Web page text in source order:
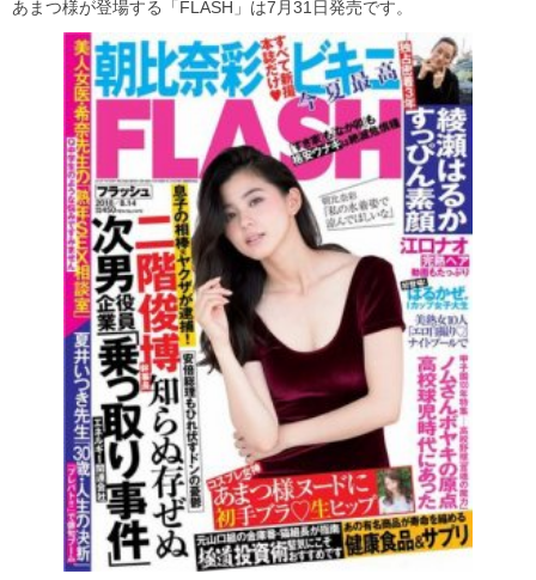
あまつ様が登場する「FLASH」は7月31日発売です。